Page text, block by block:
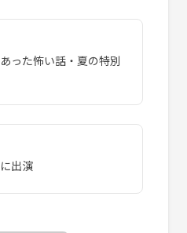
った怖い話・夏の特別
出演